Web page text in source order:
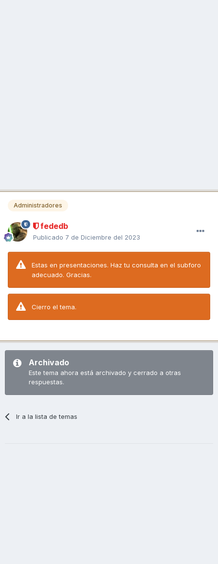
Administradores
fededb
Publicado 7 de Diciembre del 2023
Estas en presentaciones. Haz tu consulta en el subforo
adecuado. Gracias.
Cierro el tema.
Archivado
Este tema ahora está archivado y cerrado a otras
respuestas.
Ir a la lista de temas